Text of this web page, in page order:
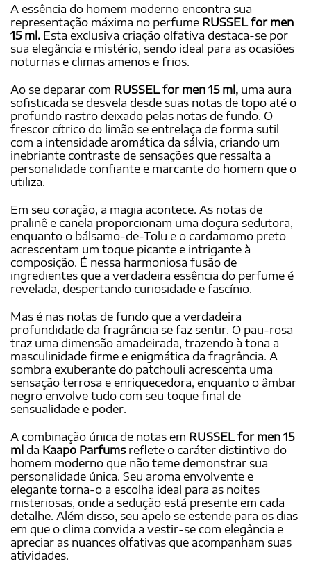
de clientes
A essência do homem moderno encontra sua
representação máxima no perfume RUSSEL for men
15 ml. Esta exclusiva criação olfativa destaca-se por
sua elegância e mistério, sendo ideal para as ocasiões
noturnas e climas amenos e frios.
Ao se deparar com RUSSEL for men 15 ml, uma aura
sofisticada se desvela desde suas notas de topo até o
profundo rastro deixado pelas notas de fundo. O
frescor cítrico do limão se entrelaça de forma sutil
com a intensidade aromática da sálvia, criando um
inebriante contraste de sensações que ressalta a
personalidade confiante e marcante do homem que o
utiliza.
Em seu coração, a magia acontece. As notas de
pralinê e canela proporcionam uma doçura sedutora,
enquanto o bálsamo-de-Tolu e o cardamomo preto
acrescentam um toque picante e intrigante à
composição. É nessa harmoniosa fusão de
ingredientes que a verdadeira essência do perfume é
revelada, despertando curiosidade e fascínio.
Mas é nas notas de fundo que a verdadeira
profundidade da fragrância se faz sentir. O pau-rosa
traz uma dimensão amadeirada, trazendo à tona a
masculinidade firme e enigmática da fragrância. A
sombra exuberante do patchouli acrescenta uma
sensação terrosa e enriquecedora, enquanto o âmbar
negro envolve tudo com seu toque final de
sensualidade e poder.
A combinação única de notas em RUSSEL for men 15
ml da Kaapo Parfumsreflete o caráter distintivo do
homem moderno que não teme demonstrar sua
personalidade única. Seu aroma envolvente e
elegante torna-o a escolha ideal para as noites
misteriosas, onde a sedução está presente em cada
detalhe. Além disso, seu apelo se estende para os dias
em que o clima convida a vestir-se com elegância e
apreciar as nuances olfativas que acompanham suas
atividades.